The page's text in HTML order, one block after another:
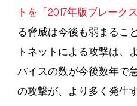
トを「2017年版ブレーク
る脅威は今後も弱まるこ
トネットによる攻撃は
バイスの数が今後数年で
の攻撃が、より多く発生